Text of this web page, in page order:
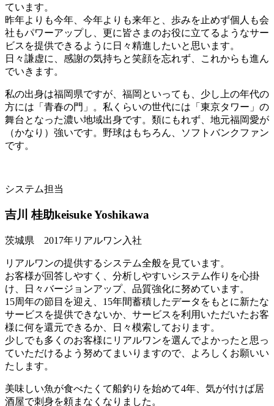
ています。
昨年よりも今年、今年よりも来年と、歩みを止めず個人も会
社もパワーアップし、更に皆さまのお役に立てるようなサー
ビスを提供できるように日々精進したいと思います。
日々謙虚に、感謝の気持ちと笑顔を忘れず、これからも進ん
でいきます。
私の出身は福岡県ですが、福岡といっても、少し上の年代の
方には「青春の門」。私くらいの世代には「東京タワー」の
舞台となった濃い地域出身です。類にもれず、地元福岡愛が
（かなり）強いです。野球はもちろん、ソフトバンクファン
です。
システム担当
吉川 桂助keisuke Yoshikawa
茨城県 2017年リアルワン入社
リアルワンの提供するシステム全般を見ています。
お客様が回答しやすく、分析しやすいシステム作りを心掛
け、日々バージョンアップ、品質強化に努めています。
15周年の節目を迎え、15年間蓄積したデータをもとに新たな
サービスを提供できないか、サービスを利用いただいたお客
様に何を還元できるか、日々模索しております。
少しでも多くのお客様にリアルワンを選んでよかったと思っ
ていただけるよう努めてまいりますので、よろしくお願いい
たします。
美味しい魚が食べたくて船釣りを始めて4年、気が付けば居
酒屋で刺身を頼まなくなりました。